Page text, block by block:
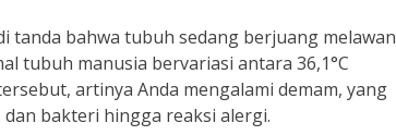
tanda bahwa tubuh sedang berjuang melawan
tubuh manusia bervariasi antara 36,1°C
artinya Anda mengalami demam, yang
bakteri hingga reaksi alergi.